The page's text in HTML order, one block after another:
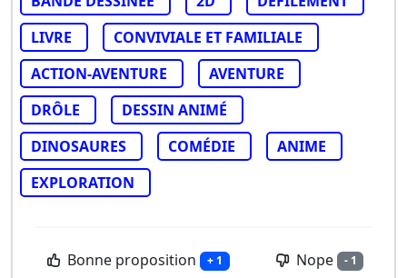
LIVRE
CONVIVIALE ET FAMILIALE
ACTION-AVENTURE
AVENTURE
DRÔLE
DESSIN ANIMÉ
DINOSAURES
COMÉDIE
ANIME
EXPLORATION
Bonne proposition + 1 Nope - 1